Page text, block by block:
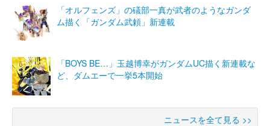
「オルフェンズ」の礒部一真が武者のようなガンダ
ム描く「ガンダム武頼」新連載
「BOYS BE…」玉越博幸がガンダムUC描く新連載な
ど、ダムエーで一挙5本開始
ニュースを全て見る >>